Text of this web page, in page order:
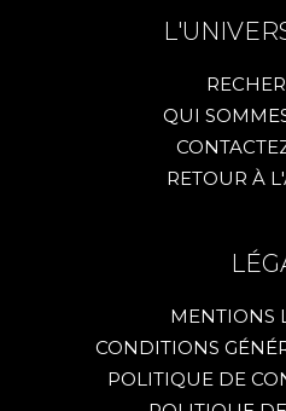
QUI
RETOUR À
MENTIONS
CONDITIONS
POLITIQUE DE